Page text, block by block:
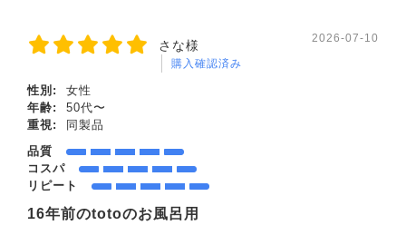
さな様
購入確認済み
2026-07-10
性別:
女性
年齢:
50代〜
重視:
同製品
品質
コスパ
リピート
16年前のtotoのお風呂用